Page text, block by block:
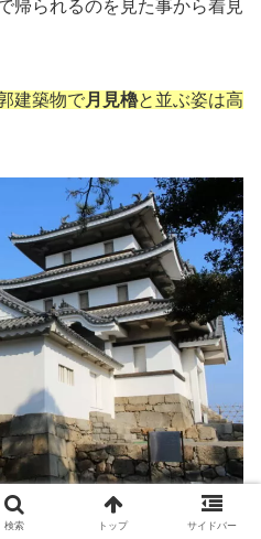
帰られるのを見た事から着見
建築物で月見櫓と並ぶ姿は高
検索 トップ サイドバー